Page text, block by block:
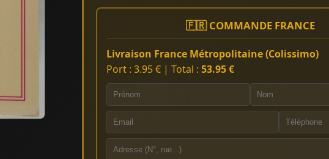
🇫🇷 COMMANDE FRANCE
Livraison France Métropolitaine (Colissimo)
Port : 3.95 € | Total : 53.95 €